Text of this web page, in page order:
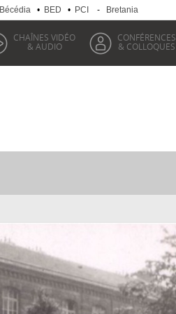
Bécédia • BED • PCI - Bretania
CHAÎNES VIDÉO
& AUDIO
CONFÉRENCES
& COLLOQUES